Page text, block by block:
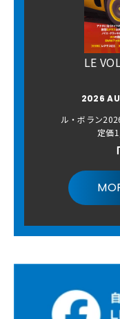
LE
2026
ル・ボラン
定価